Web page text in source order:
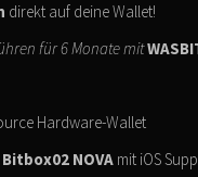
direkt auf deine Wallet!
für 6 Monate mit
Hardware-Wallet
Bitbox02 NOVA mit iOS